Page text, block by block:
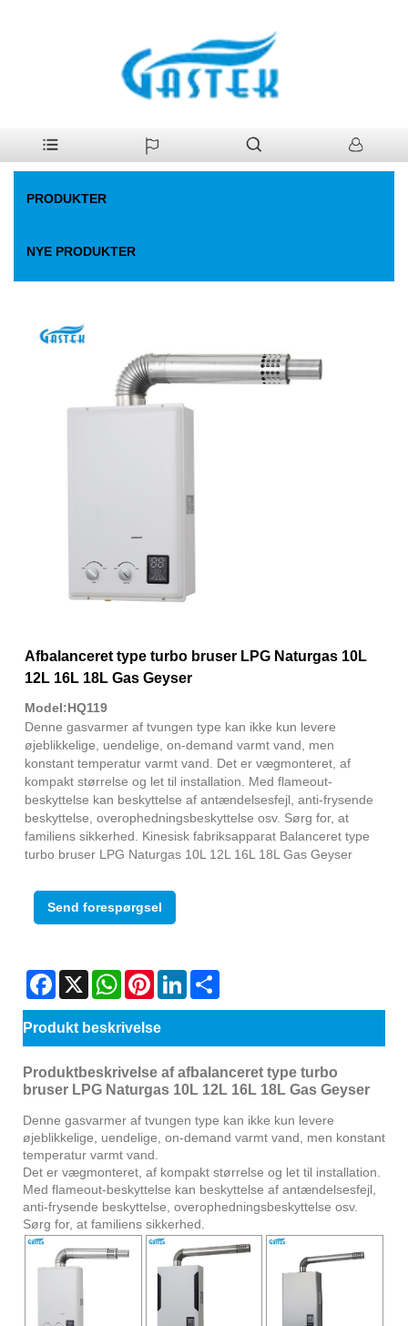
Fan-tvunget konstant temp.
PRODUKTER
NYE PRODUKTER
Afbalanceret type turbo bruser LPG Naturgas 10L
12L 16L 18L Gas Geyser
Model:HQ119
Denne gasvarmer af tvungen type kan ikke kun levere
øjeblikkelige, uendelige, on-demand varmt vand, men
konstant temperatur varmt vand. Det er vægmonteret, af
kompakt størrelse og let til installation. Med flameout-
beskyttelse kan beskyttelse af antændelsesfejl, anti-frysende
beskyttelse, overophedningsbeskyttelse osv. Sørg for, at
familiens sikkerhed. Kinesisk fabriksapparat Balanceret type
turbo bruser LPG Naturgas 10L 12L 16L 18L Gas Geyser
Send forespørgsel
Facebook
X WhatsAppPinterestLinkedIn
Produkt beskrivelse
Produktbeskrivelse af afbalanceret type turbo
bruser LPG Naturgas 10L 12L 16L 18L Gas Geyser
Denne gasvarmer af tvungen type kan ikke kun levere
øjeblikkelige, uendelige, on-demand varmt vand, men konstant
temperatur varmt vand.
Det er vægmonteret, af kompakt størrelse og let til installation.
Med flameout-beskyttelse kan beskyttelse af antændelsesfejl,
anti-frysende beskyttelse, overophedningsbeskyttelse osv.
Sørg for, at familiens sikkerhed.